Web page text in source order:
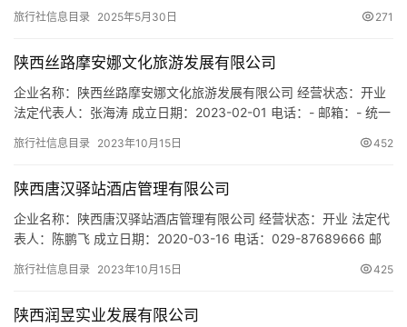
旅行社信息目录 2025年5月30日 271
陕西丝路摩安娜文化旅游发展有限公司
企业名称：陕西丝路摩安娜文化旅游发展有限公司 经营状态：开业
法定代表人：张海涛 成立日期：2023-02-01 电话：- 邮箱：- 统一
区沣西新城钓台街道兴园路丝路欢乐世界IT区-1-28号 网址：- 经营
艺术交流活动；旅游开…
旅行社信息目录 2023年10月15日 452
陕西唐汉驿站酒店管理有限公司
企业名称：陕西唐汉驿站酒店管理有限公司 经营状态：开业 法定代
表人：陈鹏飞 成立日期：2020-03-16 电话：029-87689666 邮
91610102MA711RKE1W 注册地址：西安市新城区解放路318号南
用品零售…
旅行社信息目录 2023年10月15日 425
陕西润昱实业发展有限公司